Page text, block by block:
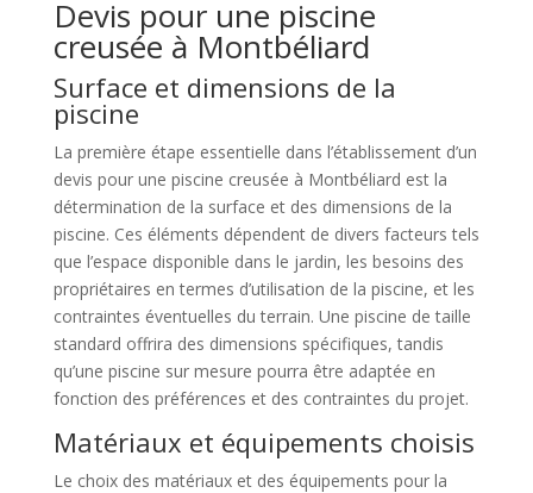
Devis pour une piscine
creusée à Montbéliard
Surface et dimensions de la
piscine
La première étape essentielle dans l’établissement d’un
devis pour une piscine creusée à Montbéliard est la
détermination de la surface et des dimensions de la
piscine. Ces éléments dépendent de divers facteurs tels
que l’espace disponible dans le jardin, les besoins des
propriétaires en termes d’utilisation de la piscine, et les
contraintes éventuelles du terrain. Une piscine de taille
standard offrira des dimensions spécifiques, tandis
qu’une piscine sur mesure pourra être adaptée en
fonction des préférences et des contraintes du projet.
Matériaux et équipements choisis
Le choix des matériaux et des équipements pour la